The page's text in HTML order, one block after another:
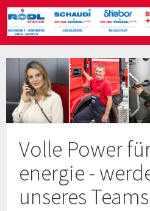
Volle Power
energie -
unseres